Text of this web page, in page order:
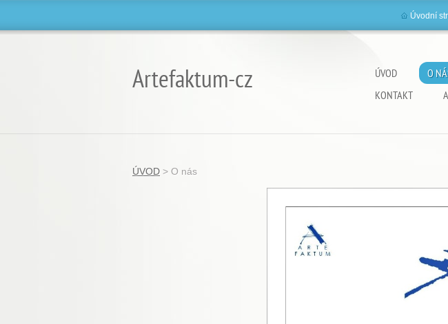
Artefaktum-cz ÚVOD O
KONTAKT
Úvodní
ÚVOD > O nás